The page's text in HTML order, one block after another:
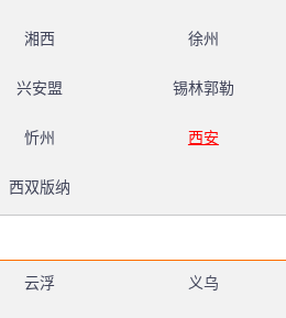
湘西 徐州
兴安盟 锡林郭勒
忻州 西安
西双版纳
云浮 义乌